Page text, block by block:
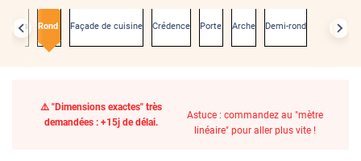
Rond Façade de cuisine Crédence Porte Arche Demi-rond
⚠️ "Dimensions exactes" très
demandées : +15j de délai.
Astuce : commandez au "mètre
linéaire" pour aller plus vite !